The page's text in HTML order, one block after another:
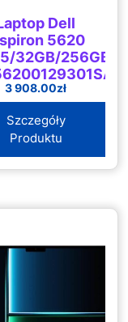
Dell
5620
32GB/256GB/
3 908.00zł
Szczegóły
Produktu